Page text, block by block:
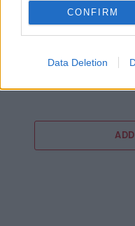
CONFIRM
Data Deletion
Casio: Νέα “old-